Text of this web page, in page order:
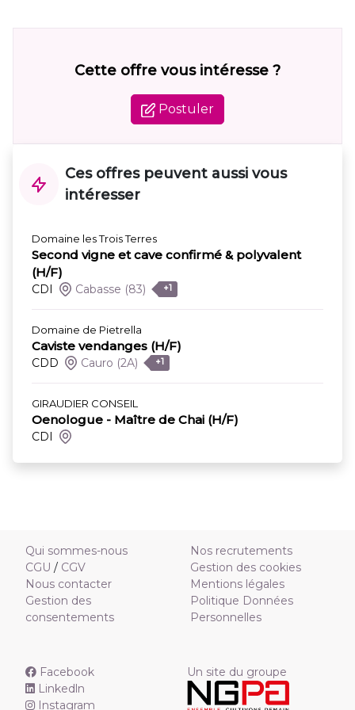
Cette offre vous intéresse ?
Postuler
Ces offres peuvent aussi vous
intéresser
Domaine les Trois Terres
Second vigne et cave confirmé & polyvalent
(H/F)
CDI Cabasse (83) +1
Domaine de Pietrella
Caviste vendanges (H/F)
CDD Cauro (2A) +1
GIRAUDIER CONSEIL
Oenologue - Maître de Chai (H/F)
CDI
Qui sommes-nous
CGU / CGV
Nous contacter
Gestion des
consentements
Nos recrutements
Gestion des cookies
Mentions légales
Politique Données
Personnelles
Facebook
Linkedln
Instagram
Un site du groupe